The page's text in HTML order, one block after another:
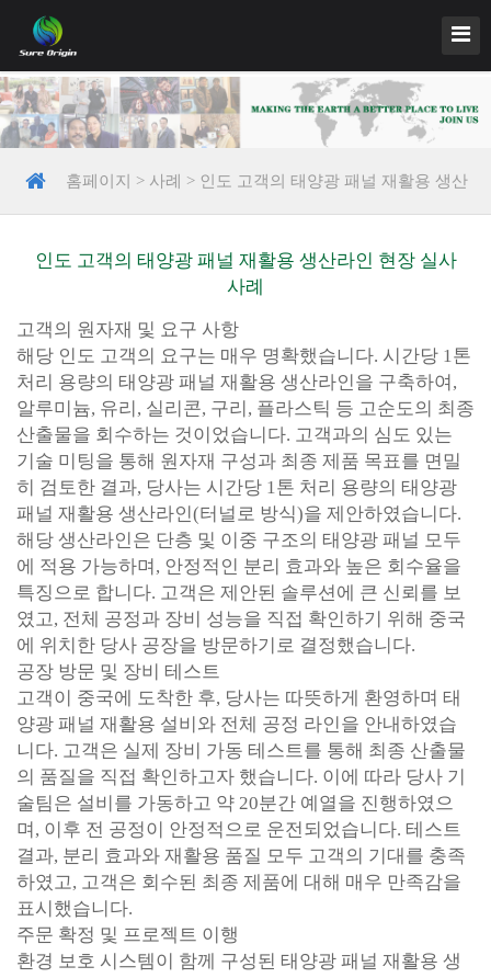
홈페이지 > 사례 > 인도 고객의 태양광 패널 재활용 생산
인도 고객의 태양광 패널 재활용 생산라인 현장 실사
사례
고객의 원자재 및 요구 사항
해당 인도 고객의 요구는 매우 명확했습니다. 시간당 1톤
처리 용량의 태양광 패널 재활용 생산라인을 구축하여,
알루미늄, 유리, 실리콘, 구리, 플라스틱 등 고순도의 최종
산출물을 회수하는 것이었습니다. 고객과의 심도 있는
기술 미팅을 통해 원자재 구성과 최종 제품 목표를 면밀
히 검토한 결과, 당사는 시간당 1톤 처리 용량의 태양광
패널 재활용 생산라인(터널로 방식)을 제안하였습니다.
해당 생산라인은 단층 및 이중 구조의 태양광 패널 모두
에 적용 가능하며, 안정적인 분리 효과와 높은 회수율을
특징으로 합니다. 고객은 제안된 솔루션에 큰 신뢰를 보
였고, 전체 공정과 장비 성능을 직접 확인하기 위해 중국
에 위치한 당사 공장을 방문하기로 결정했습니다.
공장 방문 및 장비 테스트
고객이 중국에 도착한 후, 당사는 따뜻하게 환영하며 태
양광 패널 재활용 설비와 전체 공정 라인을 안내하였습
니다. 고객은 실제 장비 가동 테스트를 통해 최종 산출물
의 품질을 직접 확인하고자 했습니다. 이에 따라 당사 기
술팀은 설비를 가동하고 약 20분간 예열을 진행하였으
며, 이후 전 공정이 안정적으로 운전되었습니다. 테스트
결과, 분리 효과와 재활용 품질 모두 고객의 기대를 충족
하였고, 고객은 회수된 최종 제품에 대해 매우 만족감을
표시했습니다.
주문 확정 및 프로젝트 이행
환경 보호 시스템이 함께 구성된 태양광 패널 재활용 생